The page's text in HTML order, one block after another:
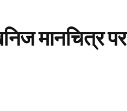
मानचित्र पर